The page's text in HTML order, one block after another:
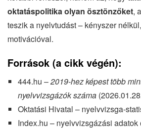
oktatáspolitika olyan ösztönzőket,
teszik a nyelvtudást – kényszer
motivációval.
Források (a cikk végén):
444.hu –2019-hez képest több
nyelvvizsgázók száma
Oktatási Hivatal – nyelvvizsga-
Index.hu – nyelvvizsgázási adatok